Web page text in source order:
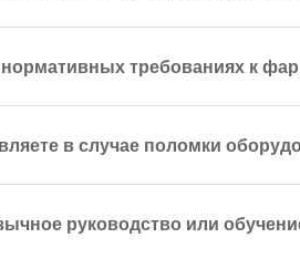
требованиях к
в случае поломки
руководство или